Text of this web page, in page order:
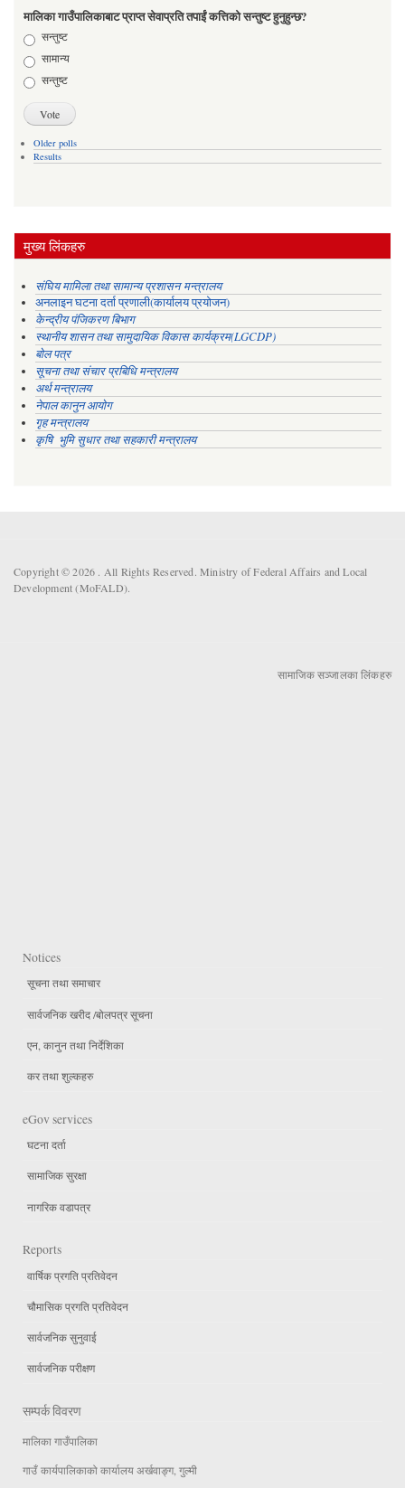
मालिका गाउँपालिकाबाट प्राप्त सेवाप्रति तपाईं कत्तिको सन्तुष्ट हुनुहुन्छ?
Choices
सन्तुष्ट
सामान्य
सन्तुष्ट
Older polls
Results
मुख्य लिंकहरु
संघिय मामिला तथा सामान्य प्रशासन मन्त्रालय
अनलाइन घटना दर्ता प्रणाली(कार्यालय प्रयोजन)
केन्द्रीय पंजिकरण बिभाग
स्थानीय शासन तथा सामुदायिक विकास कार्यक्रम(LGCDP)
बोल पत्र
सूचना तथा संचार प्रबिधि मन्त्रालय
अर्थ मन्त्रालय
नेपाल कानुन आयोग
गृह मन्त्रालय
कृषि भुमि सुधार तथा सहकारी मन्त्रालय
Copyright © 2026 . All Rights Reserved. Ministry of Federal Affairs and Local
Development (MoFALD).
सामाजिक सञ्जालका लिंकहरु
Notices
सूचना तथा समाचार
सार्वजनिक खरीद /बोलपत्र सूचना
एन, कानुन तथा निर्देशिका
कर तथा शुल्कहरु
eGov services
घटना दर्ता
सामाजिक सुरक्षा
नागरिक वडापत्र
Reports
वार्षिक प्रगति प्रतिवेदन
चौमासिक प्रगति प्रतिवेदन
सार्वजनिक सुनुवाई
सार्वजनिक परीक्षण
सम्पर्क विवरण
मालिका गाउँपालिका
गाउँ कार्यपालिकाको कार्यालय अर्खवाङ्ग, गुल्मी